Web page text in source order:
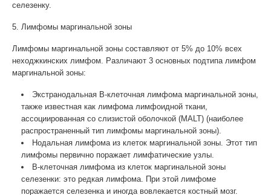
селезенку.
5. Лимфомы маргинальной зоны
Лимфомы маргинальной зоны составляют от 5% до 10% всех
неходжкинских лимфом. Различают 3 основных подтипа лимфом
маргинальной зоны:
Экстранодальная В-клеточная лимфома маргинальной зоны,
также известная как лимфома лимфоидной ткани,
ассоциированная со слизистой оболочкой (MALT) (наиболее
распространенный тип лимфомы маргинальной зоны).
Нодальная лимфома из клеток маргинальной зоны. Этот тип
лимфомы первично поражает лимфатические узлы.
В-клеточная лимфома из клеток маргинальной зоны
селезенки: это редкая лимфома. При этой лимфоме
поражается селезенка и иногда вовлекается костный мозг.